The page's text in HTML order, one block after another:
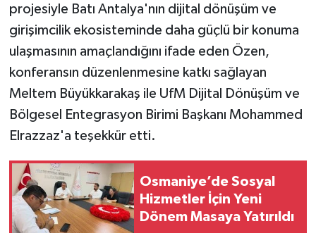
projesiyle Batı Antalya'nın dijital dönüşüm ve
girişimcilik ekosisteminde daha güçlü bir konuma
ulaşmasının amaçlandığını ifade eden Özen,
konferansın düzenlenmesine katkı sağlayan
Meltem Büyükkarakaş ile UfM Dijital Dönüşüm ve
Bölgesel Entegrasyon Birimi Başkanı Mohammed
Elrazzaz'a teşekkür etti.
Osmaniye’de Sosyal
Hizmetler İçin Yeni
Dönem Masaya Yatırıldı